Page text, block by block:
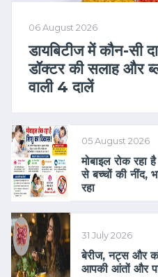
06 August 2026
डायबिटीज में कौन-सी
डॉक्टर की सलाह और
वाली 4 दालें
05 August 2026
मोबाइल रोक रहा
से बच्चों की नींद,
रहा
31 July 2026
बेरीज, नट्स और
आपकी आंतों और